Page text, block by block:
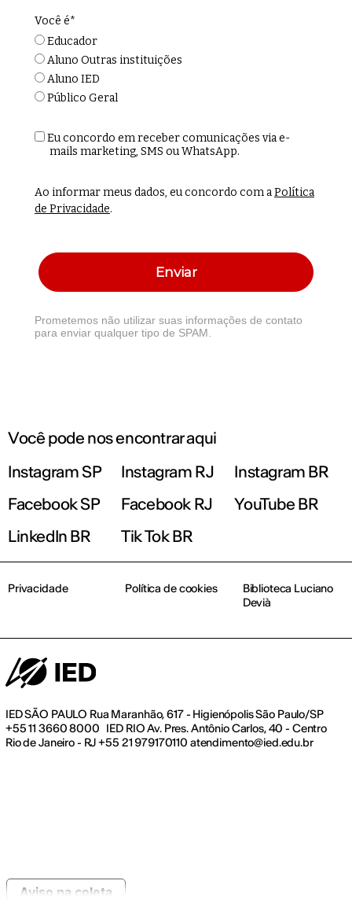
Você é*
Educador
Aluno Outras instituições
Aluno IED
Público Geral
Eu concordo em receber comunicações via e-
mails marketing, SMS ou WhatsApp.
Ao informar meus dados, eu concordo com aPolítica
de Privacidade.
Enviar
Prometemos não utilizar suas informações de contato
para enviar qualquer tipo de SPAM.
Você pode nos encontrar aqui
Instagram SP
Instagram RJ
Instagram BR
Facebook SP
Facebook RJ
YouTube BR
LinkedIn BR
Tik Tok BR
IED SÃO PAULO Rua Maranhão, 617 - Higienópolis São Paulo/SP
+55 11 3660 8000 IED RIO Av. Pres. Antônio Carlos, 40 - Centro
Rio de Janeiro - RJ +55 21 979170110 atendimento@ied.edu.br
Privacidade Política de cookies
Biblioteca Luciano
Devià
Aviso na coleta